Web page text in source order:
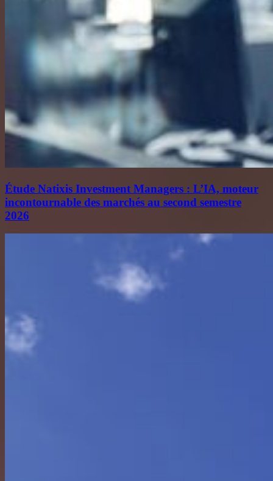
Étude Natixis Investment Managers : L’IA, moteur
incontournable des marchés au second semestre
2026